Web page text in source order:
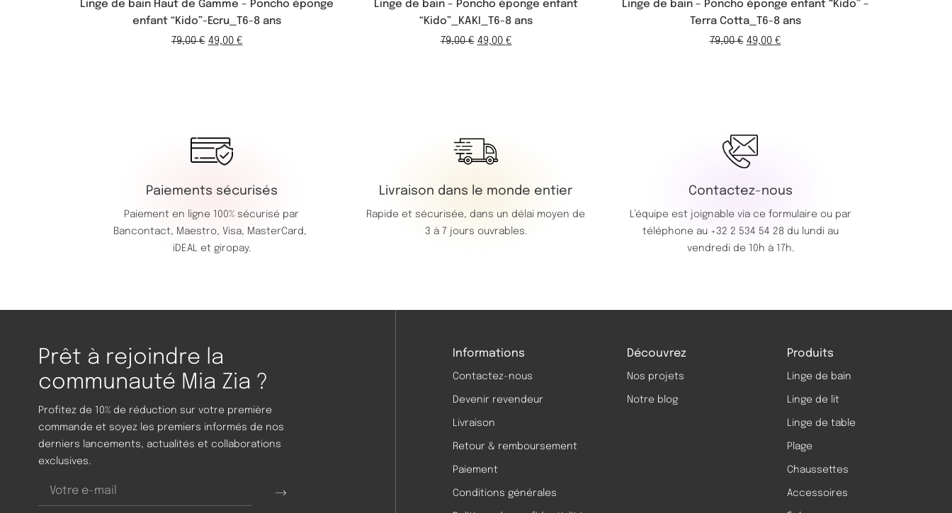
Linge de bain Haut de Gamme – Poncho éponge
enfant “Kido”-Ecru_T6-8 ans
79,00€ 49,00 €
Linge de bain – Poncho éponge enfant
“Kido”_KAKI_T6-8 ans
79,00€ 49,00 €
Linge de bain – Poncho éponge enfant “Kido” –
Terra Cotta_T6-8 ans
79,00€ 49,00 €
Paiements sécurisés
Paiement en ligne 100% sécurisé par
Bancontact, Maestro,Visa, MasterCard,
iDEAL et giropay.
Livraison dans le monde entier
Rapide et sécurisée, dans un délai moyen de
3 à 7 jours ouvrables.
Contactez-nous
L’équipe est joignable via ce formulaire ou par
téléphone au +32 2 534 54 28du lundi au
vendredi de 10h à 17h.
Prêt à rejoindre la
communauté Mia Zia ?
Profitez de 10% de réduction sur votre première
commande et soyez les premiers informés de nos
derniers lancements, actualités et collaborations
exclusives.
Informations
Contactez-nous
Devenir revendeur
Livraison
Retour & remboursement
Paiement
Conditions générales
Découvrez
Nos projets
Notre blog
Produits
Linge de bain
Linge de lit
Linge de table
Plage
Chaussettes
Accessoires